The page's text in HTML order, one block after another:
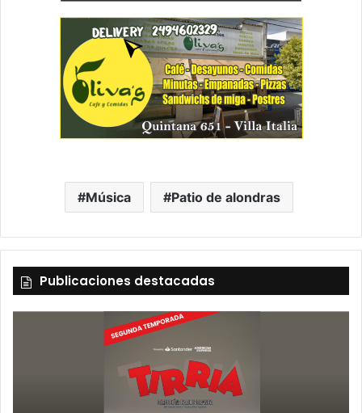
Música Patio de alondras
Publicaciones destacadas